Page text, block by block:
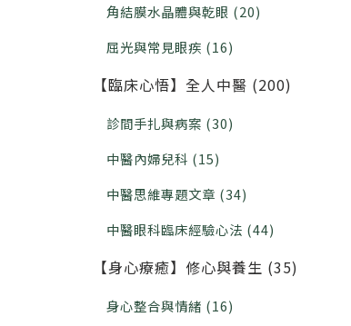
角結膜水晶體與乾眼 (20)
屈光與常見眼疾 (16)
【臨床心悟】全人中醫 (200)
診間手扎與病案 (30)
中醫內婦兒科 (15)
中醫思維專題文章 (34)
中醫眼科臨床經驗心法 (44)
【身心療癒】修心與養生 (35)
身心整合與情緒 (16)